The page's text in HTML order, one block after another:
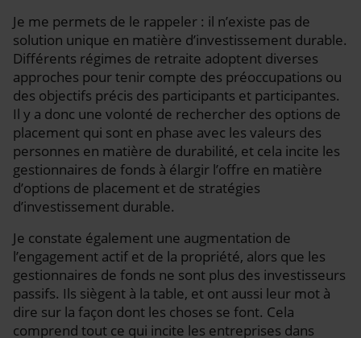
Je me permets de le rappeler : il n’existe pas de
solution unique en matière d’investissement durable.
Différents régimes de retraite adoptent diverses
approches pour tenir compte des préoccupations ou
des objectifs précis des participants et participantes.
Il y a donc une volonté de rechercher des options de
placement qui sont en phase avec les valeurs des
personnes en matière de durabilité, et cela incite les
gestionnaires de fonds à élargir l’offre en matière
d’options de placement et de stratégies
d’investissement durable.
Je constate également une augmentation de
l’engagement actif et de la propriété, alors que les
gestionnaires de fonds ne sont plus des investisseurs
passifs. Ils siègent à la table, et ont aussi leur mot à
dire sur la façon dont les choses se font. Cela
comprend tout ce qui incite les entreprises dans